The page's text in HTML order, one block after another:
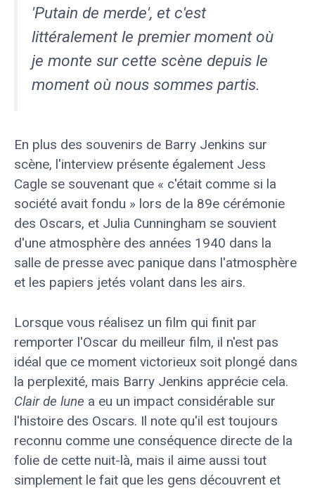
'Putain de merde', et c'est
littéralement le premier moment où
je monte sur cette scène depuis le
moment où nous sommes partis.
En plus des souvenirs de Barry Jenkins sur
scène, l'interview présente également Jess
Cagle se souvenant que « c'était comme si la
société avait fondu » lors de la 89e cérémonie
des Oscars, et Julia Cunningham se souvient
d'une atmosphère des années 1940 dans la
salle de presse avec panique dans l'atmosphère
et les papiers jetés volant dans les airs.
Lorsque vous réalisez un film qui finit par
remporter l'Oscar du meilleur film, il n'est pas
idéal que ce moment victorieux soit plongé dans
la perplexité, mais Barry Jenkins apprécie cela.
Clair de lune a eu un impact considérable sur
l'histoire des Oscars. Il note qu'il est toujours
reconnu comme une conséquence directe de la
folie de cette nuit-là, mais il aime aussi tout
simplement le fait que les gens découvrent et